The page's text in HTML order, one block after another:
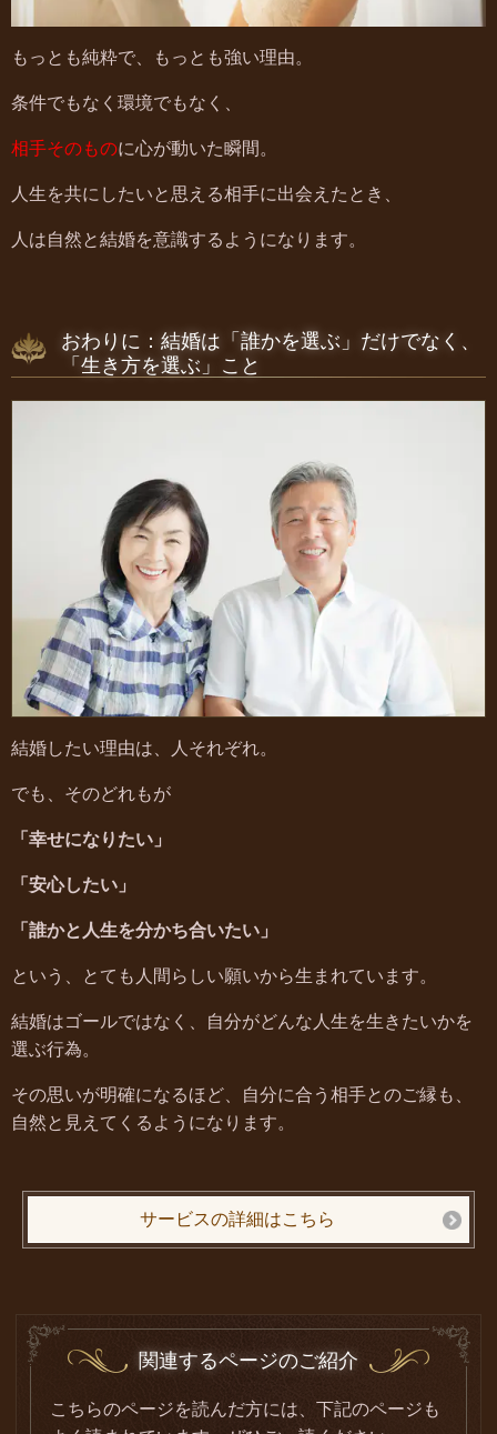
もっとも純粋で、もっとも強い理由。
条件でもなく環境でもなく、
相手そのものに心が動いた瞬間。
人生を共にしたいと思える相手に出会えたとき、
人は自然と結婚を意識するようになります。
おわりに：結婚は「誰かを選ぶ」だけでなく、
「生き方を選ぶ」こと
結婚したい理由は、人それぞれ。
でも、そのどれもが
「幸せになりたい」
「安心したい」
「誰かと人生を分かち合いたい」
という、とても人間らしい願いから生まれています。
結婚はゴールではなく、自分がどんな人生を生きたいかを
選ぶ行為。
その思いが明確になるほど、自分に合う相手とのご縁も、
自然と見えてくるようになります。
サービスの詳細はこちら
関連するページのご紹介
こちらのページを読んだ方には、下記のページも